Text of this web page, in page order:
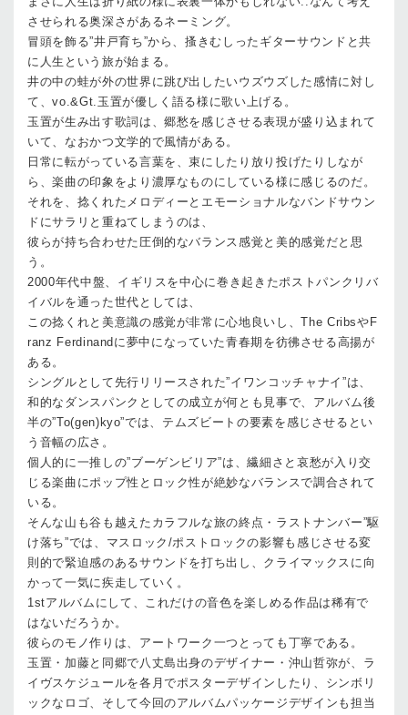
させられる奥深さがあるネーミング。
冒頭を飾る”井戸育ち”から、搔きむしったギターサウンドと共
に人生という旅が始まる。
井の中の蛙が外の世界に跳び出したいウズウズした感情に対し
て、vo.&Gt.玉置が優しく語る様に歌い上げる。
玉置が生み出す歌詞は、郷愁を感じさせる表現が盛り込まれて
いて、なおかつ文学的で風情がある。
日常に転がっている言葉を、束にしたり放り投げたりしなが
ら、楽曲の印象をより濃厚なものにしている様に感じるのだ。
それを、捻くれたメロディーとエモーショナルなバンドサウン
ドにサラリと重ねてしまうのは、
彼らが持ち合わせた圧倒的なバランス感覚と美的感覚だと思
う。
2000年代中盤、イギリスを中心に巻き起きたポストパンクリバ
イバルを通った世代としては、
この捻くれと美意識の感覚が非常に心地良いし、The CribsやF
ranz Ferdinandに夢中になっていた青春期を彷彿させる高揚が
ある。
シングルとして先行リリースされた”イワンコッチャナイ”は、
和的なダンスパンクとしての成立が何とも見事で、アルバム後
半の”To(gen)kyo”では、テムズビートの要素を感じさせるとい
う音幅の広さ。
個人的に一推しの”ブーゲンビリア”は、繊細さと哀愁が入り交
じる楽曲にポップ性とロック性が絶妙なバランスで調合されて
いる。
そんな山も谷も越えたカラフルな旅の終点・ラストナンバー”駆
け落ち”では、マスロック/ポストロックの影響も感じさせる変
則的で緊迫感のあるサウンドを打ち出し、クライマックスに向
かって一気に疾走していく。
1stアルバムにして、これだけの音色を楽しめる作品は稀有で
はないだろうか。
彼らのモノ作りは、アートワーク一つとっても丁寧である。
玉置・加藤と同郷で八丈島出身のデザイナー・沖山哲弥が、ラ
イヴスケジュールを各月でポスターデザインしたり、シンボリ
ックなロゴ、そして今回のアルバムパッケージデザインも担当